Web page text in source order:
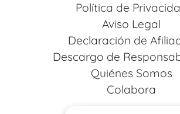
Política de
Aviso Legal
Declaración de
Descargo de
Quiénes Somos
Colabora